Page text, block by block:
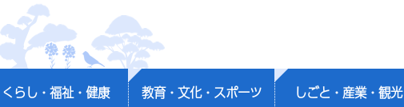
葉県
くらし・福祉・健康 教育・文化・スポーツ しごと・産業・観光